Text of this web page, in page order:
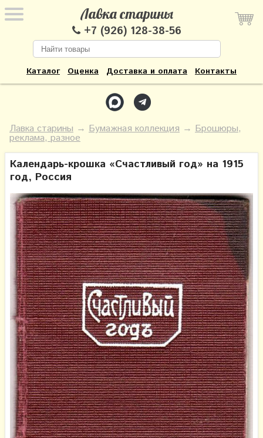
Лавка старины
+7 (926) 128-38-56
Каталог Оценка Доставка и оплата Контакты
Лавка старины → Бумажная коллекция → Брошюры,
реклама, разное
Календарь-крошка «Счастливый год» на 1915
год, Россия